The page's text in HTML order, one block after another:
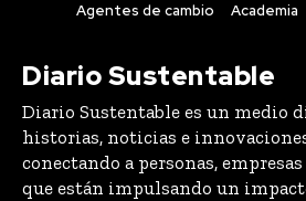
Agentes de cambio
Academia
Diario Sustentable
Diario Sustentable es un medio
historias, noticias e
conectando a personas,
que están impulsando un